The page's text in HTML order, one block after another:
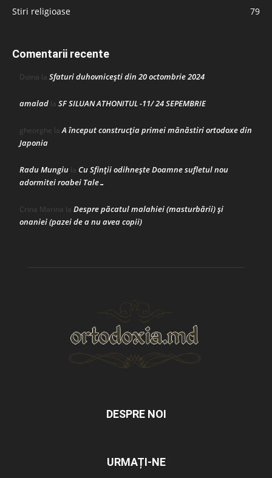
Stiri religioase
79
Comentarii recente
Doina la Sfaturi duhovnicești din 20 octombrie 2024
amalad la SF SILUAN ATHONITUL -11/ 24 SEPEMBRIE
gheorghe laA început construcţia primei mănăstiri ortodoxe din
Japonia
Radu Mungiu la Cu Sfinții odihnește Doamne sufletul nou
adormitei roabei Tale…
Crina Marina la Despre păcatul malahiei (masturbării) şi
onaniei (pazei de a nu avea copii)
DESPRE NOI
URMAȚI-NE